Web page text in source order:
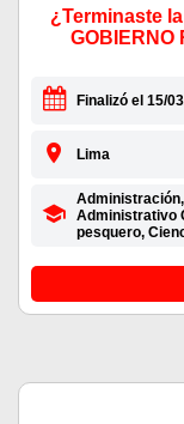
¿Terminaste
GOBIERNO
Finalizó el 15/
Lima
Administrativo
pesquero,